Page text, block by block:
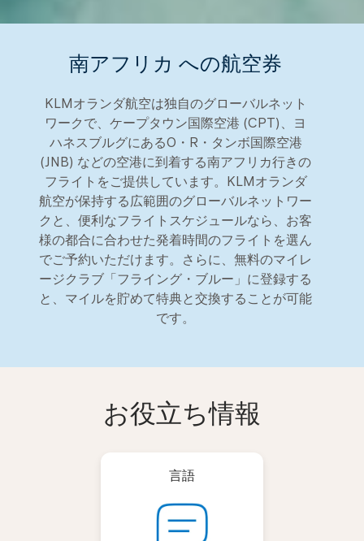
南アフリカ への航空券
KLMオランダ航空は独自のグローバルネット
ワークで、ケープタウン国際空港 (CPT)、ヨ
ハネスブルグにあるO・R・タンボ国際空港
(JNB) などの空港に到着する南アフリカ行きの
フライトをご提供しています。KLMオランダ
航空が保持する広範囲のグローバルネットワー
クと、便利なフライトスケジュールなら、お客
様の都合に合わせた発着時間のフライトを選ん
でご予約いただけます。さらに、無料のマイレ
ージクラブ「フライング・ブルー」に登録する
と、マイルを貯めて特典と交換することが可能
です。
お役立ち情報
言語